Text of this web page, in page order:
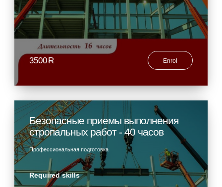
3500R Enrol
Безопасные приемы выполнения
стропальных работ - 40 часов
Профессиональная подготовка
Required skills